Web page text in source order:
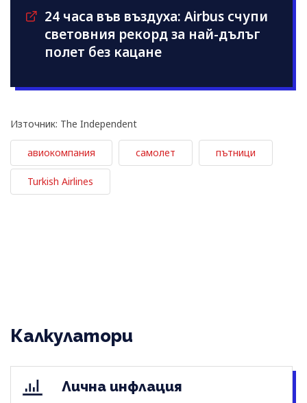
24 часа във въздуха: Airbus счупи
световния рекорд за най-дълъг
полет без кацане
Източник: The Independent
авиокомпания самолет пътници
Turkish Airlines
Калкулатори
Лична инфлация